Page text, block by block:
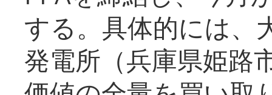
する。具体的には、
発電所（兵庫県姫路